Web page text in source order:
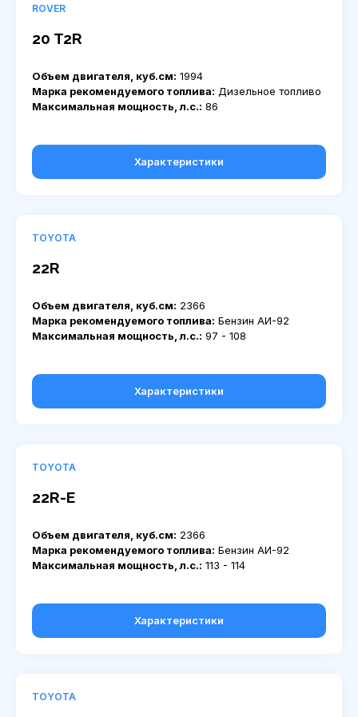
ROVER
20 T2R
Объем двигателя, куб.см: 1994
Марка рекомендуемого топлива: Дизельное топливо
Максимальная мощность, л.с.: 86
Характеристики
TOYOTA
22R
Объем двигателя, куб.см: 2366
Марка рекомендуемого топлива: Бензин АИ-92
Максимальная мощность, л.с.: 97 - 108
Характеристики
TOYOTA
22R-E
Объем двигателя, куб.см: 2366
Марка рекомендуемого топлива: Бензин АИ-92
Максимальная мощность, л.с.: 113 - 114
Характеристики
TOYOTA